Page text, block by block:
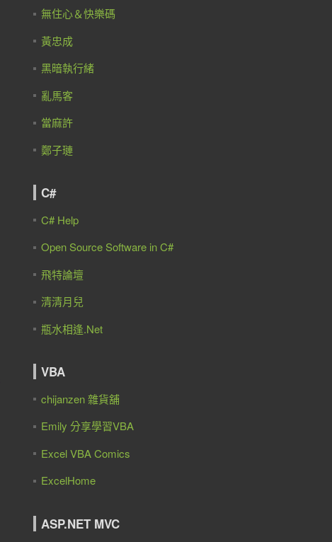
無住心＆快樂碼
黃忠成
黑暗執行緒
亂馬客
當麻許
鄭子璉
C#
C# Help
Open Source Software in C#
飛特論壇
清清月兒
瓶水相逢.Net
VBA
chijanzen 雜貨舖
Emily 分享學習VBA
Excel VBA Comics
ExcelHome
ASP.NET MVC